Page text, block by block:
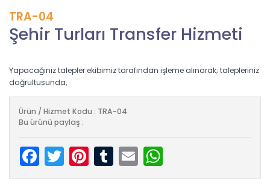
TRA-04
Şehir Turları Transfer Hizmeti
Yapacağınız talepler ekibimiz tarafından işleme alınarak; talepleriniz
doğrultusunda,
Ürün / Hizmet Kodu : TRA-04
Bu ürünü paylaş :
FacebookTwitter PinterestTumblr Email